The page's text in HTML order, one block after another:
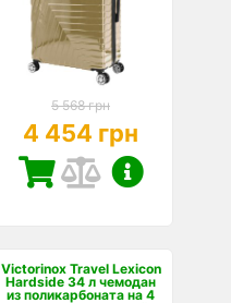
5 568 грн
4 454 грн
Victorinox Travel Lexicon
Hardside 34 л чемодан
из поликарбоната на 4